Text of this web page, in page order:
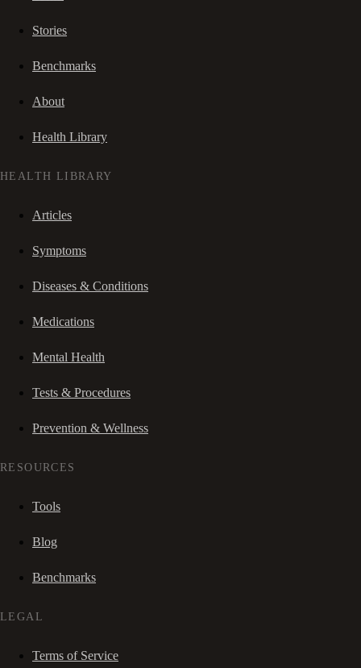
Stories
Benchmarks
About
Health Library
HEALTH LIBRARY
Articles
Symptoms
Diseases & Conditions
Medications
Mental Health
Tests & Procedures
Prevention & Wellness
RESOURCES
Tools
Blog
Benchmarks
LEGAL
Terms of Service